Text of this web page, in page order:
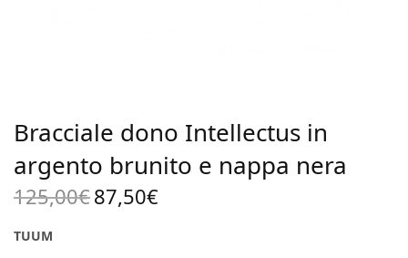
Bracciale dono Intellectus in
argento brunito e nappa nera
125,00€ Il prezzo
87,50€
TUUM